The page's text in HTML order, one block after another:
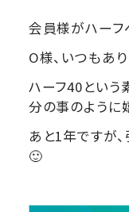
会員様がハーフ
O様、いつもあ
ハーフ40という
分の事のように
あと1年ですが
🙂